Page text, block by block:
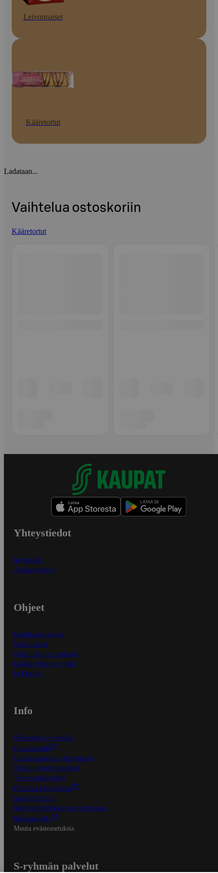
Leivonnaiset
Kääretortut
Ladataan...
Vaihtelua ostoskoriin
Kääretortut
Yhteystiedot
Myymälät
Asiakaspalvelu
Ohjeet
Ensitilaajan ohjeet
Näin maksat
Näin tilaat ja muokkaat
Kaikki ohjeet ja vinkit
In English
Info
S-Business yrityksille
Oiva-raportit
Osuuskauppojen yhteystiedot
Tilaus- ja toimitusehdot
Tietosuojakäytäntö
Palvelun käyttöehdot
Saavutettavuus
Mobiilisovelluksen saavutettavuus
Mainostajalle
Muuta evästeasetuksia
S-ryhmän palvelut